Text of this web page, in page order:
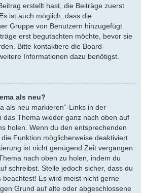
erstellt hast, die Beiträge zuerst
ist auch möglich, dass die
Gruppe von Benutzern hinzugefügt
erst begutachten möchte, bevor sie
Bitte kontaktiere die Board-
Informationen dazu benötigst.
als neu?
als neu markieren“-Links in der
das Thema wieder ganz nach oben auf
holen. Wenn du den entsprechenden
Funktion möglicherweise deaktiviert
ist nicht genügend Zeit vergangen.
nach oben zu holen, indem du
schreibst. Stelle jedoch sicher, dass du
Es wird meist nicht gerne
Grund auf alte oder abgeschlossene